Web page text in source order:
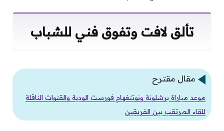
تألق لافت وتفوق فني للشباب
مقال مقترح
موعد مباراة برشلونة ونوتنغهام فورست الودية والقنوات الناقلة
للقاء المرتقب بين الفريقين